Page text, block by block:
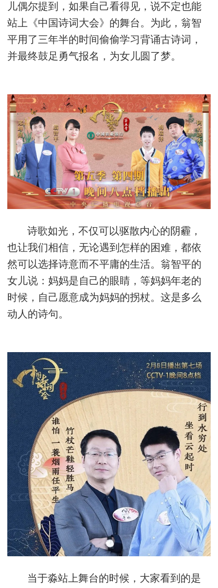
儿偶尔提到，如果自己看得见，说不定也能
站上《中国诗词大会》的舞台。为此，翁智
平用了三年半的时间偷偷学习背诵古诗词，
并最终鼓足勇气报名，为女儿圆了梦。
诗歌如光，不仅可以驱散内心的阴霾，
也让我们相信，无论遇到怎样的困难，都依
然可以选择诗意而不平庸的生活。翁智平的
女儿说：妈妈是自己的眼睛，等妈妈年老的
时候，自己愿意成为妈妈的拐杖。这是多么
动人的诗句。
当于淼站上舞台的时候，大家看到的是